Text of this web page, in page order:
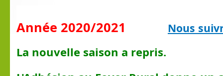
Année 2020/2021 Nous
La nouvelle saison a repris.